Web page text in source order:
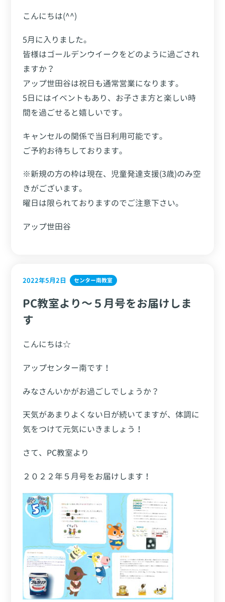
こんにちは(^^)
5月に入りました。
皆様はゴールデンウイークをどのように過ごされ
ますか？
アップ世田谷は祝日も通常営業になります。
5日にはイベントもあり、お子さま方と楽しい時
間を過ごせると嬉しいです。
キャンセルの関係で当日利用可能です。
ご予約お待ちしております。
※新規の方の枠は現在、児童発達支援(3歳)のみ空
きがございます。
曜日は限られておりますのでご注意下さい。
アップ世田谷
2022年5月2日 センター南教室
PC教室より～５月号をお届けしま
す
こんにちは☆
アップセンター南です！
みなさんいかがお過ごしでしょうか？
天気があまりよくない日が続いてますが、体調に
気をつけて元気にいきましょう！
さて、PC教室より
２０２２年５月号をお届けします！